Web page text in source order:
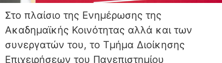
Στο πλαίσιο της Ενημέρωσης της
Ακαδημαϊκής Κοινότητας αλλά και των
συνεργατών του, το Τμήμα Διοίκησης
Επιχειρήσεων του Πανεπιστημίου